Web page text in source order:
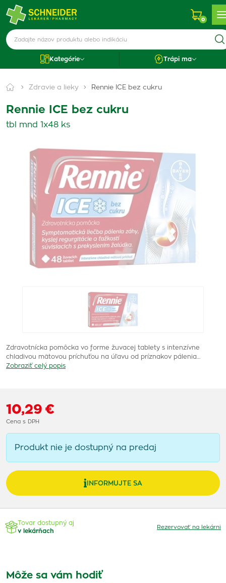
0
Kategórie Trápi ma
Zdravie a lieky Rennie ICE bez cukru
Rennie ICE bez cukru
tbl mnd 1x48 ks
Zdravotnícka pomôcka vo forme žuvacej tablety s intenzívne
chladivou mätovou príchuťou na úľavu od príznakov pálenia…
Zobraziť celý popis
10,29 €
Cena s DPH
Produkt nie je dostupný na predaj
INFORMUJTE SA
Tovar dostupný aj
v lekárňach
Rezervovať na lekárni
Môže sa vám hodiť